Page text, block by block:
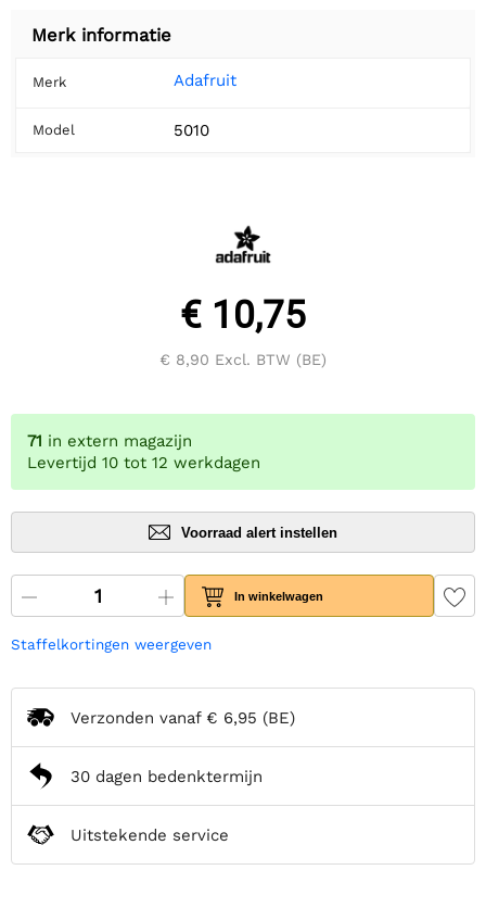
Merk informatie
Merk Adafruit
Model 5010
€ 10,75
€ 8,90 Excl. BTW (BE)
71 in extern magazijn
Levertijd 10 tot 12 werkdagen
Voorraad alert instellen
In winkelwagen
Staffelkortingen weergeven
Verzonden vanaf € 6,95 (BE)
30 dagen bedenktermijn
Uitstekende service